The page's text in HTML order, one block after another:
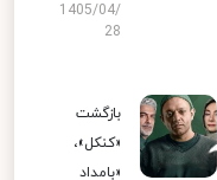
1405/04/
28
بازگشت
«کنکل»،
«بامداد